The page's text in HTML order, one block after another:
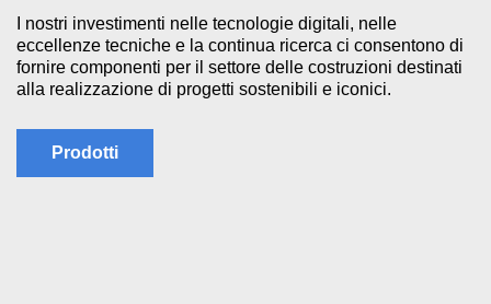
I nostri investimenti nelle tecnologie digitali, nelle
eccellenze tecniche e la continua ricerca ci consentono di
fornire componenti per il settore delle costruzioni destinati
alla realizzazione di progetti sostenibili e iconici.
Prodotti